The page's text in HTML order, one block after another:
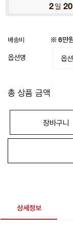
2일 20
배송비 ※ 6만
옵션명
총 상품 금액
장바구니
상세정보